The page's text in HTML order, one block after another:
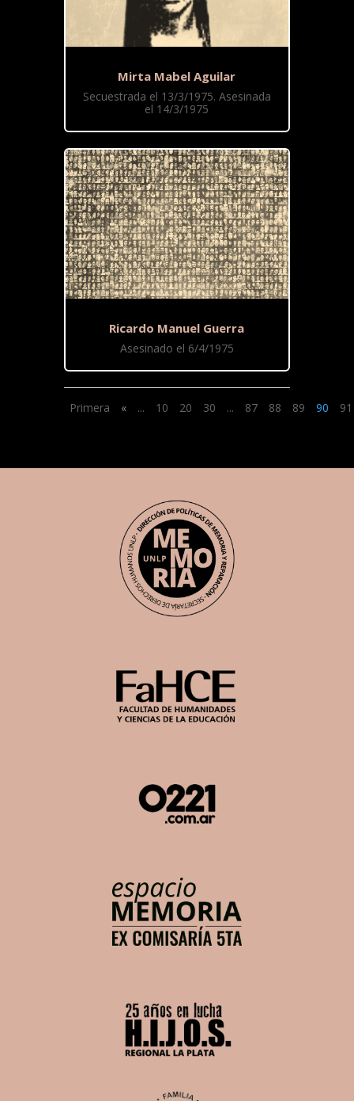
Mirta Mabel Aguilar
Secuestrada el 13/3/1975. Asesinada
el 14/3/1975
Ricardo Manuel Guerra
Asesinado el 6/4/1975
Primera « ... 10 20 30 ... 87 88 89 90 91